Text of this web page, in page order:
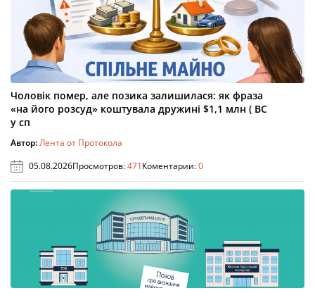
Чоловік помер, але позика залишилася: як фраза
«на його розсуд» коштувала дружині $1,1 млн ( ВС
у сп
Автор:Лента от Протокола
05.08.2026Просмотров:471Коментарии:0